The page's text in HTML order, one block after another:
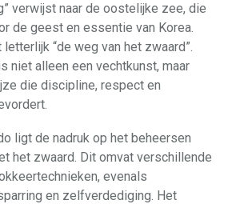
verwijst naar de oostelijke zee, die
de geest en essentie van Korea.
letterlijk “de weg van het zwaard”.
niet alleen een vechtkunst, maar
die discipline, respect en
ligt de nadruk op het beheersen
het zwaard. Dit omvat verschillende
evenals
en zelfverdediging. Het